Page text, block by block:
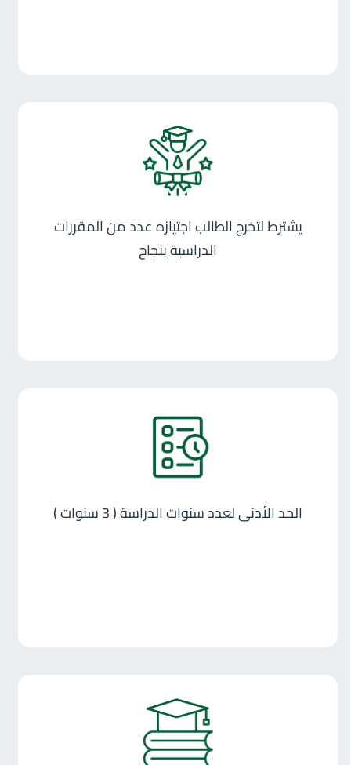
يشترط لتخرج الطالب اجتيازه عدد من المقررات
الدراسية بنجاح
الحد الأدنى لعدد سنوات الدراسة ( 3 سنوات )